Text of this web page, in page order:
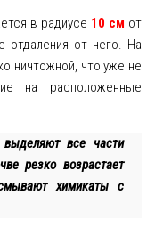
в радиусе 10 см от
отдаления от него. На
ничтожной, что уже не
на расположенные
выделяют все части
резко возрастает
химикаты с